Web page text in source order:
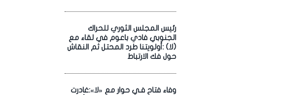
رئيس المجلس الثوري للحراك
الجنوبي فادي باعوم في لقاء مع
(لا) :أولويتنا طرد المحتل ثم النقاش
حول فك الارتباط
وفاء فتاح فـي حوار مع «لا»:غادرت